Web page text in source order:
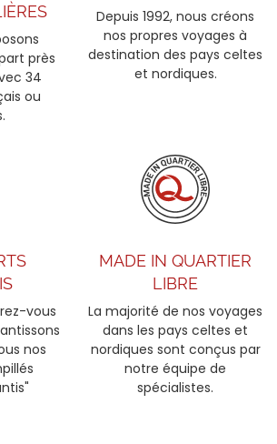
près
34
ou
Depuis 1992, nous créons
nos propres voyages à
destination des pays celtes
et nordiques.
vous
nos
MADE IN QUARTIER
LIBRE
La majorité de nos voyages
dans les pays celtes et
nordiques sont conçus par
notre équipe de
spécialistes.